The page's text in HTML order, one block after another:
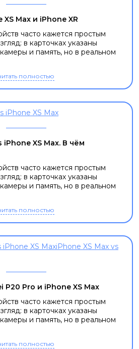
Max и iPhone XR
часто кажется простым
в карточках указаны
и память, но в реальном
полностью
iPhone XS Max. В чём
часто кажется простым
в карточках указаны
и память, но в реальном
полностью
P20 Pro и iPhone XS Max
часто кажется простым
в карточках указаны
и память, но в реальном
полностью